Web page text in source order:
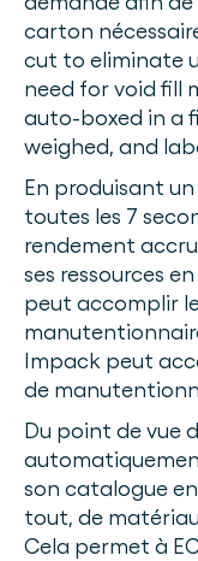
carton
cut to eliminate
need for void fill
auto-boxed in a
weighed, and
En produisant
toutes les 7
rendement
ses ressources
peut accomplir
Impack peut
de
Du point de vue
son catalogue
tout, de
Cela permet à